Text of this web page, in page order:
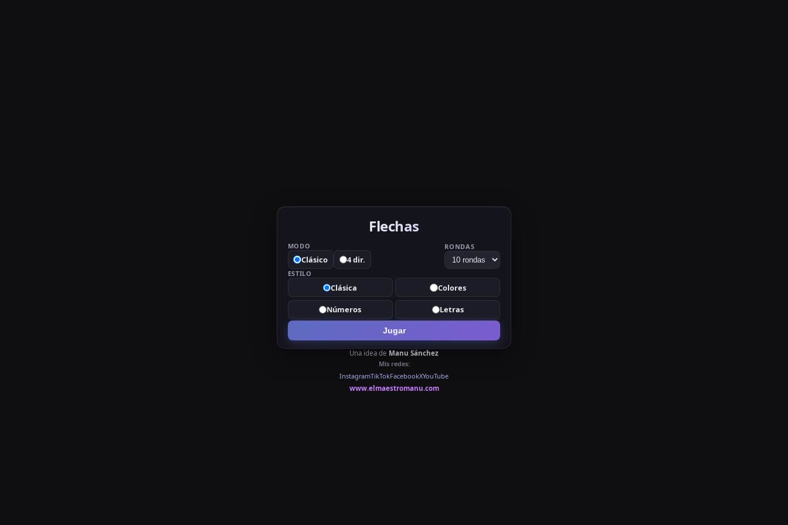
Flechas
MODO
Clásico 4 dir.
RONDAS
ESTILO
Clásica Colores
Números Letras
Jugar
Una idea de Manu Sánchez
Mis redes:
InstagramTikTokFacebookXYouTube
www.elmaestromanu.com